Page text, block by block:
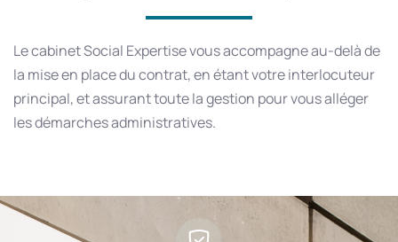
Le cabinet Social Expertise vous accompagne au-delà de
la mise en place du contrat, en étant votre interlocuteur
principal, et assurant toute la gestion pour vous alléger
les démarches administratives.